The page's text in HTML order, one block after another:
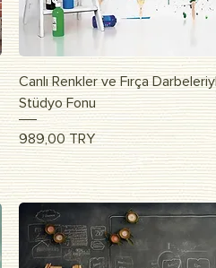
Быстрый
Canlı Renkler ve Fırça
Stüdyo Fonu
Цена
989,00 TRY